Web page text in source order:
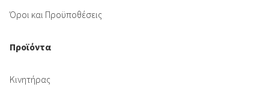
Όροι και Προϋποθέσεις
Προϊόντα
Κινητήρας